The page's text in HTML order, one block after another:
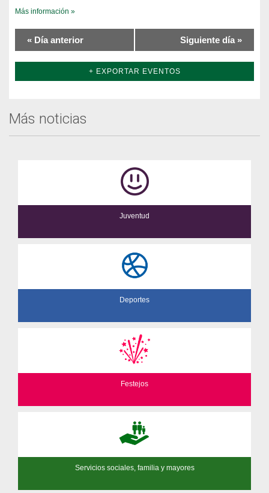
Más información »
« Día anterior Siguiente día »
+ EXPORTAR EVENTOS
Más noticias
Juventud
Deportes
Festejos
Servicios sociales, familia y mayores